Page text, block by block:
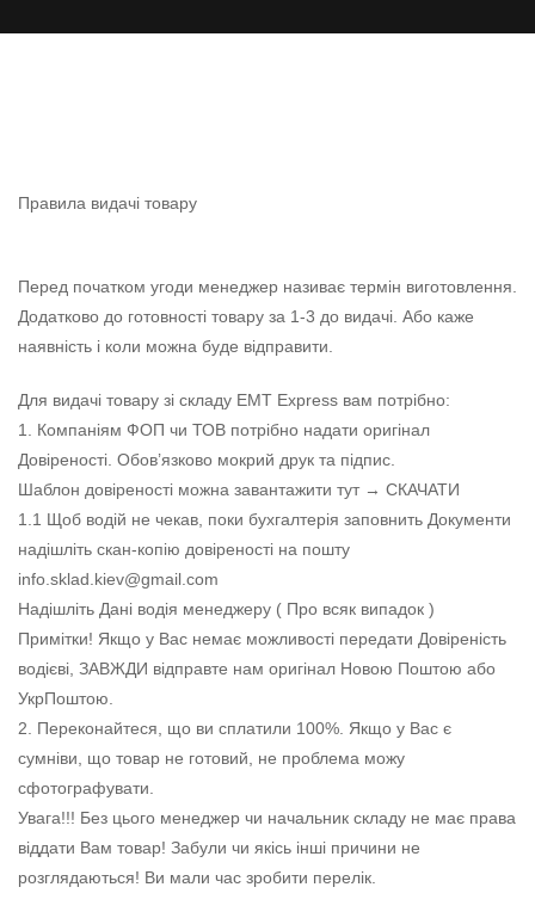
Правила видачі товару
Перед початком угоди менеджер називає термін виготовлення.
Додатково до готовності товару за 1-3 до видачі. Або каже
наявність і коли можна буде відправити.
Для видачі товару зі складу EMT Express вам потрібно:
1. Компаніям ФОП чи ТОВ потрібно надати оригінал
Довіреності. Обов’язково мокрий друк та підпис.
Шаблон довіреності можна завантажити тут → СКАЧАТИ
1.1 Щоб водій не чекав, поки бухгалтерія заповнить Документи
надішліть скан-копію довіреності на пошту
info.sklad.kiev@gmail.com
Надішліть Дані водія менеджеру ( Про всяк випадок )
Примітки! Якщо у Вас немає можливості передати Довіреність
водієві, ЗАВЖДИ відправте нам оригінал Новою Поштою або
УкрПоштою.
2. Переконайтеся, що ви сплатили 100%. Якщо у Вас є
сумніви, що товар не готовий, не проблема можу
сфотографувати.
Увага!!! Без цього менеджер чи начальник складу не має права
віддати Вам товар! Забули чи якісь інші причини не
розглядаються! Ви мали час зробити перелік.